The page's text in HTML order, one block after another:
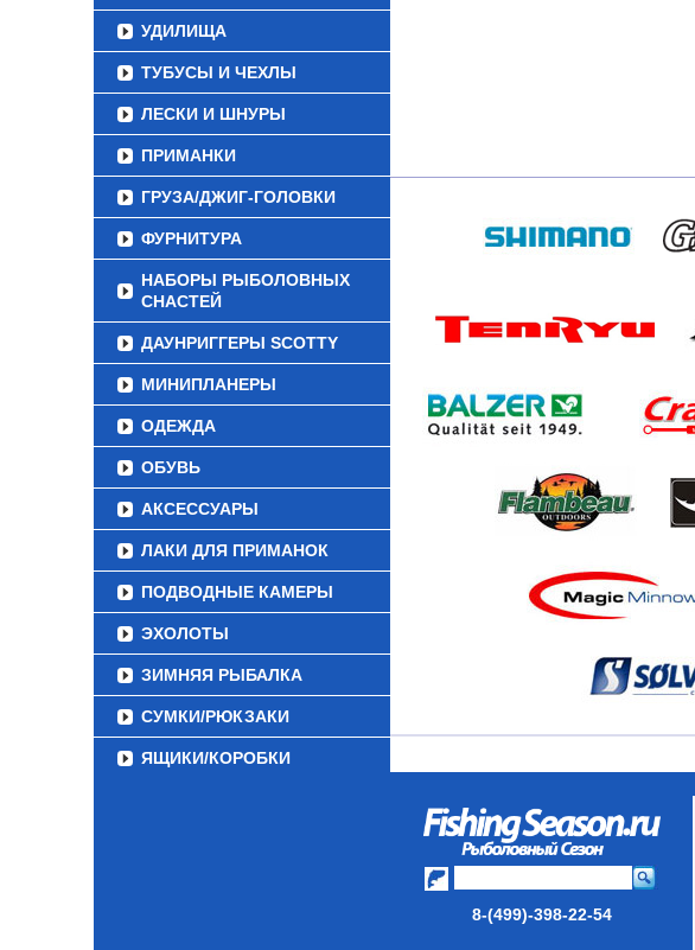
УДИЛИЩА
ТУБУСЫ И ЧЕХЛЫ
ЛЕСКИ И ШНУРЫ
ПРИМАНКИ
ГРУЗА/ДЖИГ-ГОЛОВКИ
ФУРНИТУРА
НАБОРЫ РЫБОЛОВНЫХ
СНАСТЕЙ
ДАУНРИГГЕРЫ SCOTTY
МИНИПЛАНЕРЫ
ОДЕЖДА
ОБУВЬ
АКСЕССУАРЫ
ЛАКИ ДЛЯ ПРИМАНОК
ПОДВОДНЫЕ КАМЕРЫ
ЭХОЛОТЫ
ЗИМНЯЯ РЫБАЛКА
СУМКИ/РЮКЗАКИ
ЯЩИКИ/КОРОБКИ
8-(499)-398-22-54